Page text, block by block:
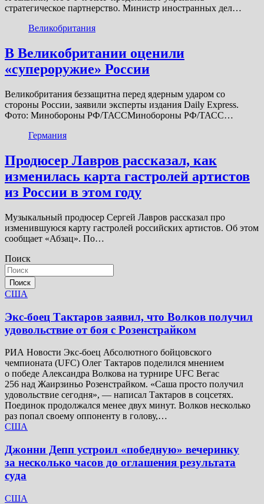
стратегическое партнерство. Министр иностранных дел…
Великобритания
В Великобритании оценили
«супероружие» России
Великобритания беззащитна перед ядерным ударом со
стороны России, заявили эксперты издания Daily Express.
Фото: Минобороны РФ/ТАССМинобороны РФ/ТАСС…
Германия
Продюсер Лавров рассказал, как
изменилась карта гастролей артистов
из России в этом году
Музыкальный продюсер Сергей Лавров рассказал про
изменившуюся карту гастролей российских артистов. Об этом
сообщает «Абзац». По…
Поиск
Поиск
США
Экс-боец Тактаров заявил, что Волков получил
удовольствие от боя с Розенстрайком
РИА Новости Экс-боец Абсолютного бойцовского
чемпионата (UFC) Олег Тактаров поделился мнением
о победе Александра Волкова на турнире UFC Вегас
256 над Жаирзиньо Розенстрайком. «Саша просто получил
удовольствие сегодня», — написал Тактаров в соцсетях.
Поединок продолжался менее двух минут. Волков несколько
раз попал своему оппоненту в голову,…
США
Джонни Депп устроил «победную» вечеринку
за несколько часов до оглашения результата
суда
США